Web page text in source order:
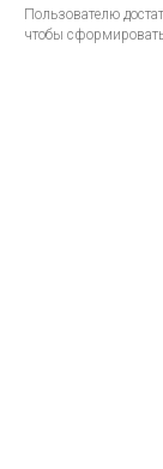
Пользователю
чтобы